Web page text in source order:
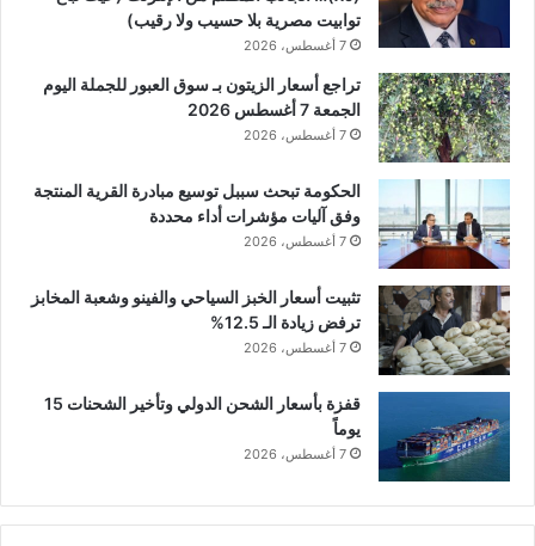
توابيت مصرية بلا حسيب ولا رقيب)
7 أغسطس، 2026
تراجع أسعار الزيتون بـ سوق العبور للجملة اليوم
الجمعة 7 أغسطس 2026
7 أغسطس، 2026
الحكومة تبحث سببل توسيع مبادرة القرية المنتجة
وفق آليات مؤشرات أداء محددة
7 أغسطس، 2026
تثبيت أسعار الخبز السياحي والفينو وشعبة المخابز
ترفض زيادة الـ 12.5%
7 أغسطس، 2026
قفزة بأسعار الشحن الدولي وتأخير الشحنات 15
يوماً
7 أغسطس، 2026